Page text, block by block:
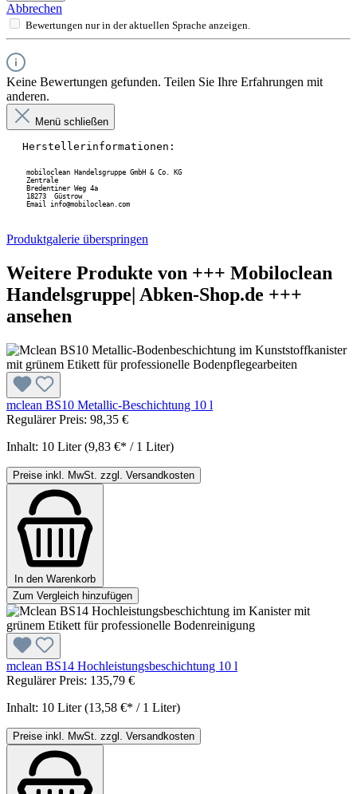
Abbrechen
Bewertungen nur in der aktuellen Sprache anzeigen.
Keine Bewertungen gefunden. Teilen Sie Ihre Erfahrungen mit
anderen.
Menü schließen
Herstellerinformationen:
mobiloclean Handelsgruppe GmbH & Co. KG
Zentrale
Bredentiner Weg 4a
18273  Güstrow
Email info@mobiloclean.com
Produktgalerie überspringen
Weitere Produkte von +++ Mobiloclean
Handelsgruppe| Abken-Shop.de +++
ansehen
mclean BS10 Metallic-Beschichtung 10 l
Regulärer Preis: 98,35 €
Inhalt: 10 Liter(9,83 €* / 1 Liter)
Preise inkl. MwSt. zzgl. Versandkosten
In den Warenkorb
Zum Vergleich hinzufügen
mclean BS14 Hochleistungsbeschichtung 10 l
Regulärer Preis: 135,79 €
Inhalt: 10 Liter(13,58 €* / 1 Liter)
Preise inkl. MwSt. zzgl. Versandkosten